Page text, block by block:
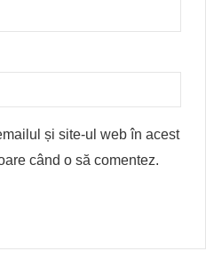
și site-ul web în acest
când o să comentez.